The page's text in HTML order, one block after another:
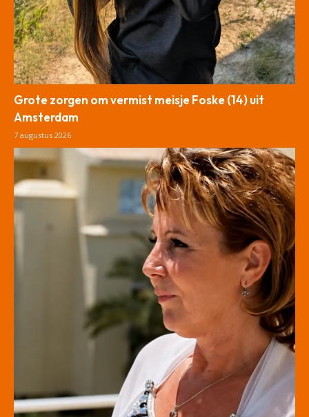
Grote zorgen om vermist meisje Foske (14) uit
Amsterdam
7 augustus 2026